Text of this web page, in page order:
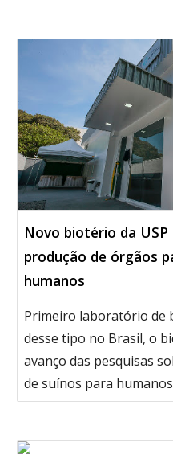
Novo biotério da
produção de órgãos
humanos
Primeiro laboratório de
desse tipo no Brasil, o
avanço das pesquisas
de suínos para humanos